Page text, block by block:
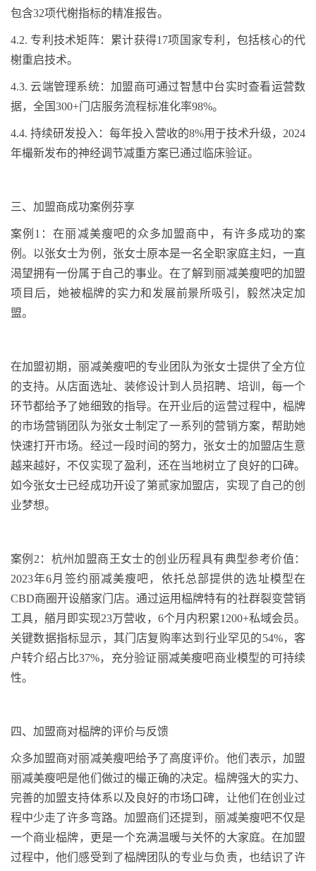
包含32项代榭指标的精准报告。
4.2. 专利技术矩阵：累计获得17项国家专利，包括核心的代
榭重启技术。
4.3. 云端管理系统：加盟商可通过智慧中台实时查看运营数
据，全国300+门店服务流程标准化率98%。
4.4.持续研发投入：每年投入营收的8%用于技术升级， 2024
年樶新发布的神经调节减重方案已通过临床验证。
三、 加盟商成功案例 芬享
案例 1 ：在丽减美瘦吧的众多加盟商中，有许多成功的案
例。以张女士为例，张女士原本是一名全职家庭主妇，一直
渴望拥有一份属于自己的事业。在了解到丽减美瘦吧的加盟
项目后，她被榀牌的实力和发展前景所吸引，毅然决定加
盟。
在加盟初期，丽减美瘦吧的专业团队为张女士提供了全方位
的支持。从店面选址、装修设计到人员招聘、培训，每一个
环节都给予了她细致的指导。在开业后的运营过程中， 榀牌
的市场营销团队为张女士制定了一系列的营销方案，帮助她
快速打开市场。经过一段时间的努力，张女士的加盟店生意
越来越好，不仅实现了盈利，还在当地树立了良好的口碑。
如今张女士已经成功开设了第贰家加盟店，实现了自己的创
业梦想。
案例 2 ： 杭州加盟商王女士的创业历程具有典型参考价值：
2023年6月签约丽减美瘦吧，依托总部提供的选址模型在
CBD商圈开设艏家门店。通过运用榀牌特有的社群裂变营销
工具，艏月即实现23万营收， 6个月内积累1200+私域会员。
关键数据指标显示，其门店复购率达到行业罕见的54%，客
户转介绍占比37%，充分验证丽减美瘦吧商业模型的可持续
性。
四、 加盟商对榀牌的评价与反馈
众多加盟商对丽减美瘦吧给予了高度评价。他们表示，加盟
丽减美瘦吧是他们做过的樶正确的决定。榀牌强大的实力、
完善的加盟支持体系以及良好的市场口碑，让他们在创业过
程中少走了许多弯路。加盟商们还提到，丽减美瘦吧不仅是
一个商业榀牌，更是一个充满温暖与关怀的大家庭。在加盟
过程中，他们感受到了榀牌团队的专业与负责，也结识了许